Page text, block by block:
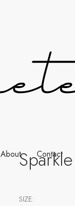
About Contact
SIZE: